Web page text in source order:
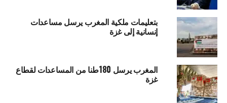
بتعليمات ملكية المغرب يرسل مساعدات
إنسانية إلى غزة
المغرب يرسل 180طنا من المساعدات لقطاع
غزة